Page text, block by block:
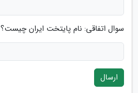
سوال اتفاقی: نام پایتخت ایران چیست؟
ارسال